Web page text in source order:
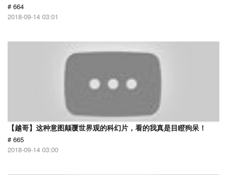
# 664
2018-09-14 03:01
【越哥】这种意图颠覆世界观的科幻片，看的我真是目瞪狗呆！
# 665
2018-09-14 03:00